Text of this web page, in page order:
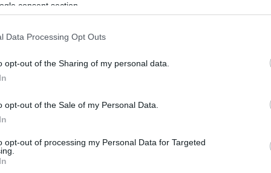
consent section.
Data Processing Opt Outs
opt-out of the Sharing of my personal data.
opt-out of the Sale of my Personal Data.
opt-out of processing my Personal Data for Targeted
akkor azt állította, hogy a levélszavazatok –
helyzetre hivatkozva sokan
Az üzenet a rivális Twitteren is
hogy ellenőrizzék az ominózus bejegyzés
Óriáscégek bojkottálják